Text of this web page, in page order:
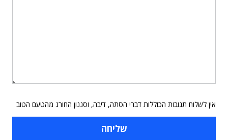
אין לשלוח תגובות הכוללות דברי הסתה, דיבה, וסגנון החורג מהטעם הטוב